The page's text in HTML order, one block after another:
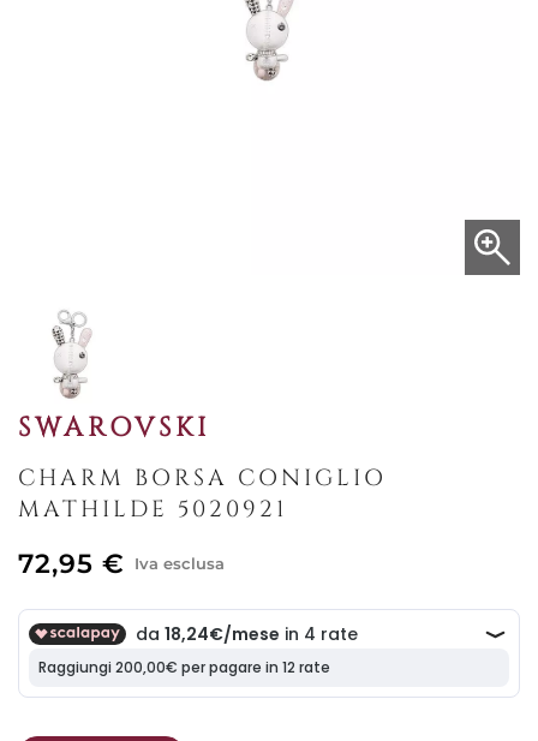
SWAROVSKI
CHARM BORSA CONIGLIO
MATHILDE 5020921
72,95 € Iva esclusa